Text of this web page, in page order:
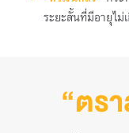
ระยะสั้นที่มีอายุไม่
“ตร